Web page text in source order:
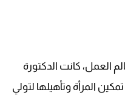
العمل، كانت الدكتورة
المرأة وتأهيلها لتولي